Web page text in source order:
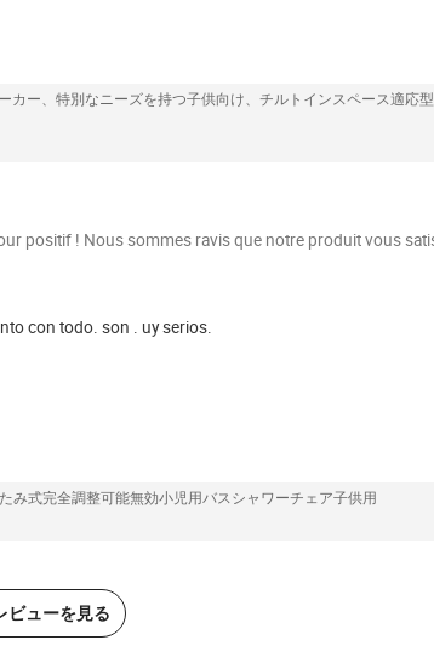
カー、特別なニーズを持つ子供向け、チルトインスペース適応
positif ! Nous sommes ravis que notre produit vous
con todo. son . uy serios.
み式完全調整可能無効小児用バスシャワーチェア子供用
ビューを見る